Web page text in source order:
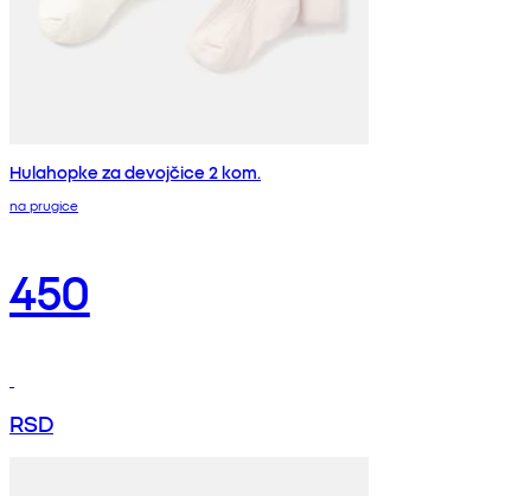
Hulahopke za devojčice 2 kom.
na prugice
450
RSD